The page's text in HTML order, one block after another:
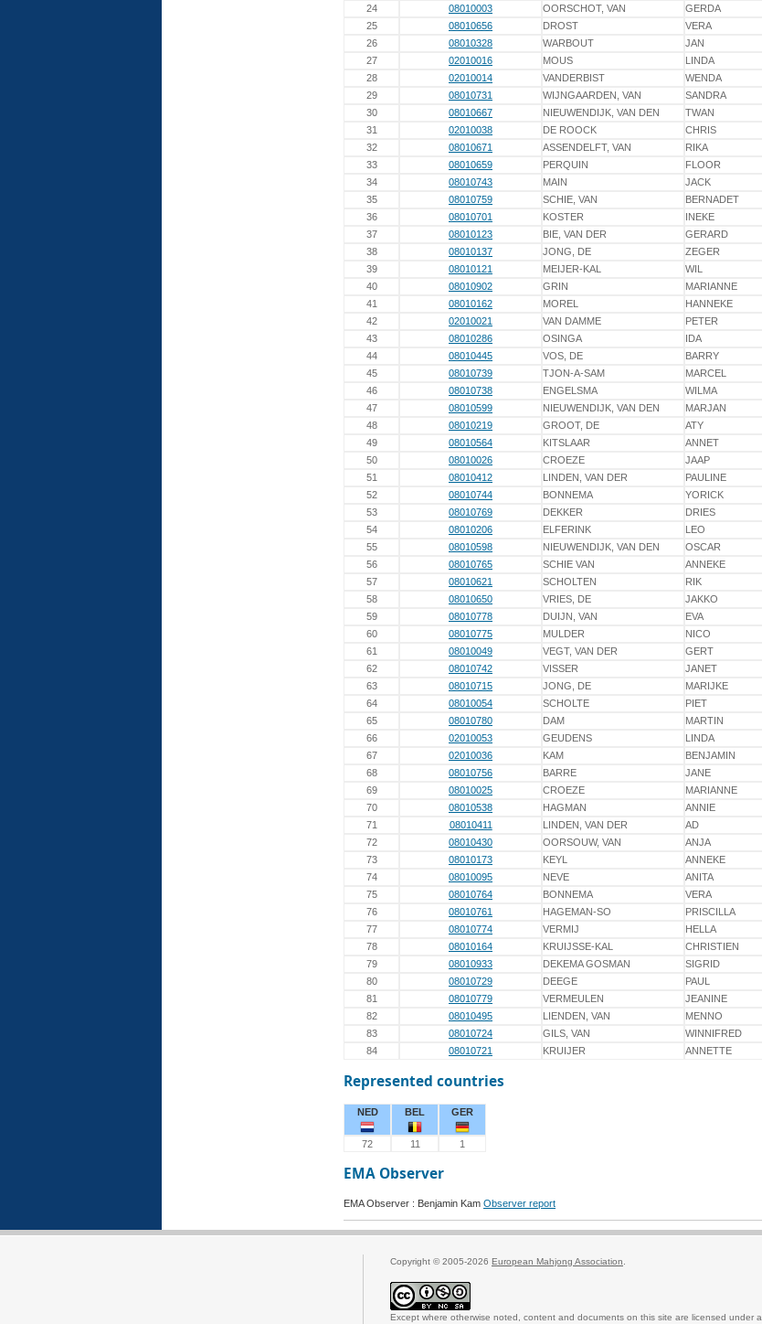
24
08010003 OORSCHOT, VAN GERDA
25
08010656 DROST VERA
26
08010328 WARBOUT JAN
27
02010016 MOUS LINDA
28
02010014 VANDERBIST WENDA
29
08010731 WIJNGAARDEN, VAN SANDRA
30
08010667 NIEUWENDIJK, VAN DEN TWAN
31
02010038 DE ROOCK CHRIS
32
08010671 ASSENDELFT, VAN RIKA
33
08010659 PERQUIN FLOOR
34
08010743 MAIN JACK
35
08010759 SCHIE, VAN BERNADET
36
08010701 KOSTER INEKE
37
08010123 BIE, VAN DER GERARD
38
08010137 JONG, DE ZEGER
39
08010121 MEIJER-KAL WIL
40
08010902 GRIN MARIANNE
41
08010162 MOREL HANNEKE
42
02010021 VAN DAMME PETER
43
08010286 OSINGA IDA
44
08010445 VOS, DE BARRY
45
08010739 TJON-A-SAM MARCEL
46
08010738 ENGELSMA WILMA
47
08010599 NIEUWENDIJK, VAN DEN MARJAN
48
08010219 GROOT, DE ATY
49
08010564 KITSLAAR ANNET
50
08010026 CROEZE JAAP
51
08010412 LINDEN, VAN DER PAULINE
52
08010744 BONNEMA YORICK
53
08010769 DEKKER DRIES
54
08010206 ELFERINK LEO
55
08010598 NIEUWENDIJK, VAN DEN OSCAR
56
08010765 SCHIE VAN ANNEKE
57
08010621 SCHOLTEN RIK
58
08010650 VRIES, DE JAKKO
59
08010778 DUIJN, VAN EVA
60
08010775 MULDER NICO
61
08010049 VEGT, VAN DER GERT
62
08010742 VISSER JANET
63
08010715 JONG, DE MARIJKE
64
08010054 SCHOLTE PIET
65
08010780 DAM MARTIN
66
02010053 GEUDENS LINDA
67
02010036 KAM BENJAMIN
68
08010756 BARRE JANE
69
08010025 CROEZE MARIANNE
70
08010538 HAGMAN ANNIE
71
08010411 LINDEN, VAN DER AD
72
08010430 OORSOUW, VAN ANJA
73
08010173 KEYL ANNEKE
74
08010095 NEVE ANITA
75
08010764 BONNEMA VERA
76
08010761 HAGEMAN-SO PRISCILLA
77
08010774 VERMIJ HELLA
78
08010164 KRUIJSSE-KAL CHRISTIEN
79
08010933 DEKEMA GOSMAN SIGRID
80
08010729 DEEGE PAUL
81
08010779 VERMEULEN JEANINE
82
08010495 LIENDEN, VAN MENNO
83
08010724 GILS, VAN WINNIFRED
84
08010721 KRUIJER ANNETTE
Represented countries
NED BEL GER
72 11 1
EMA Observer
EMA Observer : Benjamin Kam Observer report
Copyright © 2005-2026 European Mahjong Association
Except where otherwise noted, content and documents on this site are licensed under a